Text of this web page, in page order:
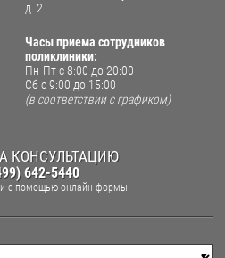
д. 2
Часы приема сотрудников
поликлиники:
Пн-Пт с 8:00 до 20:00
Сб с 9:00 до 15:00
(в соответствии с графиком)
КОНСУЛЬТАЦИЮ
642-5440
с помощью онлайн формы